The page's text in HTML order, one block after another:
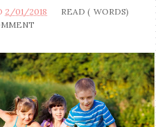
2/01/2018 READ ( WORDS)